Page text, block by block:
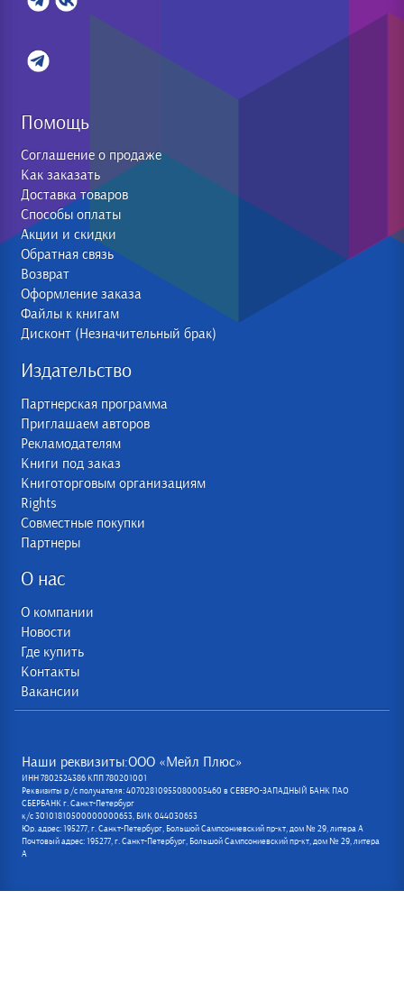
Помощь
Соглашение о продаже
Как заказать
Доставка товаров
Способы оплаты
Акции и скидки
Обратная связь
Возврат
Оформление заказа
Файлы к книгам
Дисконт (Незначительный брак)
Издательство
Партнерская программа
Приглашаем авторов
Рекламодателям
Книги под заказ
Книготорговым организациям
Rights
Совместные покупки
Партнеры
О нас
О компании
Новости
Где купить
Контакты
Вакансии
Наши реквизиты:ООО «Мейл Плюс»
ИНН 7802524386 КПП 780201001
Реквизиты р /с получателя: 40702810955080005460 в СЕВЕРО-ЗАПАДНЫЙ БАНК ПАО
СБЕРБАНК г. Санкт-Петербург
к/с 30101810500000000653, БИК 044030653
Юр. адрес: 195277, г. Санкт-Петербург, Большой Сампсониевский пр-кт, дом № 29, литера А
Почтовый адрес: 195277, г. Санкт-Петербург, Большой Сампсониевский пр-кт, дом № 29, литера
А